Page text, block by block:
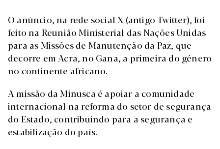
O anúncio, na rede social X (antigo Twitter), foi
feito na Reunião Ministerial das Nações Unidas
para as Missões de Manutenção da Paz, que
decorre em Acra, no Gana, a primeira do género
no continente africano.
A missão da Minusca é apoiar a comunidade
internacional na reforma do setor de segurança
do Estado, contribuindo para a segurança e
estabilização do país.